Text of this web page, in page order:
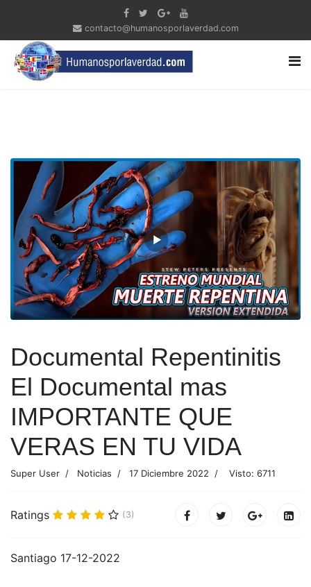
contacto@humanosporlaverdad.com
Documental Repentinitis
El Documental mas
IMPORTANTE QUE
VERAS EN TU VIDA
Super User Noticias 17 Diciembre 2022 Visto: 6711
Ratings (3)
Santiago 17-12-2022